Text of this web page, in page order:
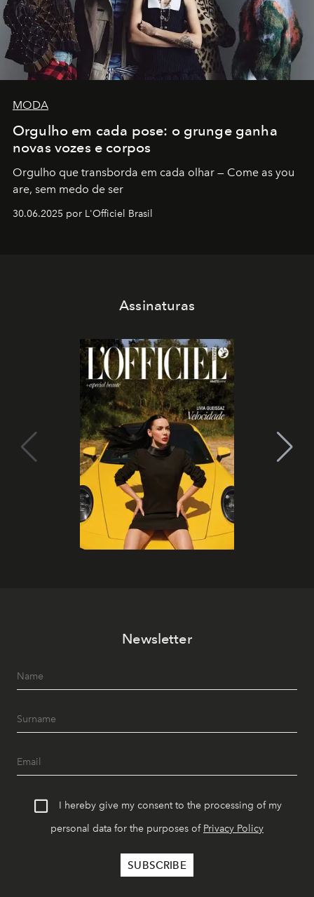
MODA
Orgulho em cada pose: o grunge ganha
novas vozes e corpos
Orgulho que transborda em cada olhar — Come as you
are, sem medo de ser
30.06.2025 por L'Officiel Brasil
Assinaturas
Newsletter
I hereby give my consent to the processing of my
personal data for the purposes of Privacy Policy